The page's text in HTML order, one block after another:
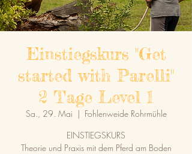
Einstiegskurs "Get
started with Parelli"
2 Tage Level 1
Sa., 29. Mai
  |
Fohlenweide Rohrmühle
EINSTIEGSKURS
Theorie und Praxis mit dem Pferd am Boden